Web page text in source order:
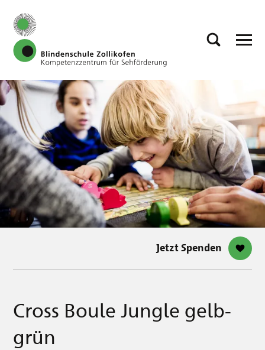
Jetzt Spenden
Cross Boule Jungle gelb-
grün